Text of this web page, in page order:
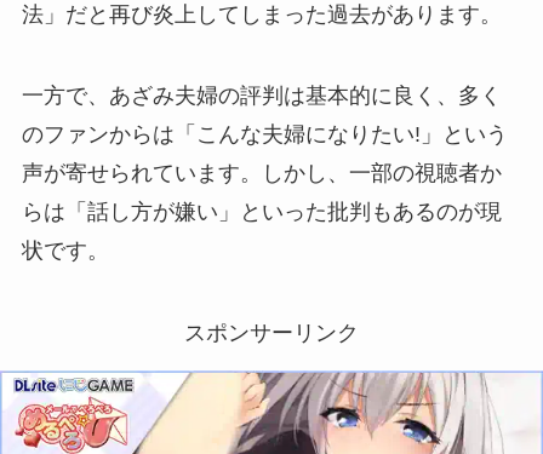
法」だと再び炎上してしまった過去があります。
一方で、あざみ夫婦の評判は基本的に良く、多く
のファンからは「こんな夫婦になりたい!」という
声が寄せられています。しかし、一部の視聴者か
らは「話し方が嫌い」といった批判もあるのが現
状です。
スポンサーリンク